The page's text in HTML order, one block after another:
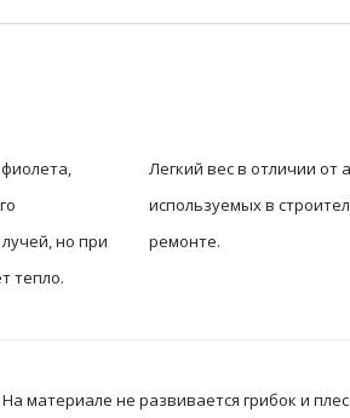
но при
тепло.
Легкий вес в отличии от
используемых в
ремонте.
материале не развивается грибок и